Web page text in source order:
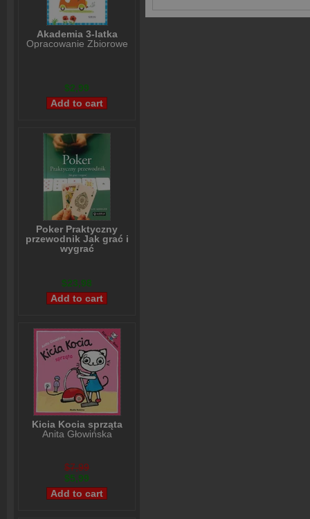
Akademia 3-latka
Opracowanie Zbiorowe
$2,99
Poker Praktyczny
przewodnik Jak grać i
wygrać
$23,98
Kicia Kocia sprząta
Anita Głowińska
$7,99
$5,99